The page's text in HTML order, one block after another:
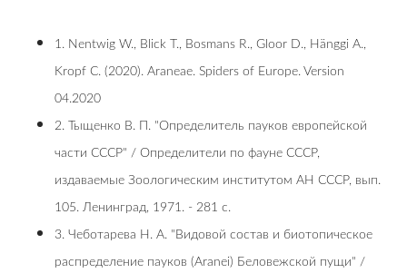
1. Nentwig W., Blick T., Bosmans R., Gloor D., Hänggi A.,
Kropf C. (2020). Araneae. Spiders of Europe. Version
04.2020
2. Тыщенко В. П. "Определитель пауков европейской
части СССР" / Определители по фауне СССР,
издаваемые Зоологическим институтом АН СССР, вып.
105. Ленинград, 1971. - 281 с.
3. Чеботарева Н. А. "Видовой состав и биотопическое
распределение пауков (Aranei) Беловежской пущи" /